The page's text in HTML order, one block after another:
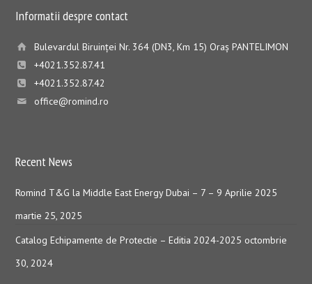
Informatii despre contact
Bulevardul Biruinţei Nr. 364 (DN3, Km 15) Oraş PANTELIMON
+4021.352.87.41
+4021.352.87.42
office@romind.ro
Recent News
Romind T&G la Middle East Energy Dubai – 7 – 9 Aprilie 2025
martie 25, 2025
Catalog Echipamente de Protectie – Editia 2024-2025 octombrie
30, 2024